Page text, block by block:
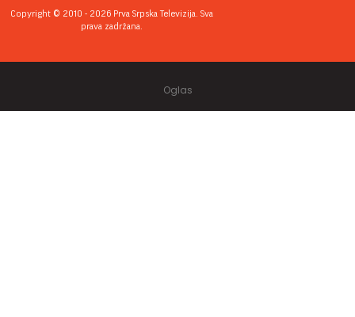
Copyright © 2010 - 2026 Prva Srpska Televizija. Sva
prava zadržana.